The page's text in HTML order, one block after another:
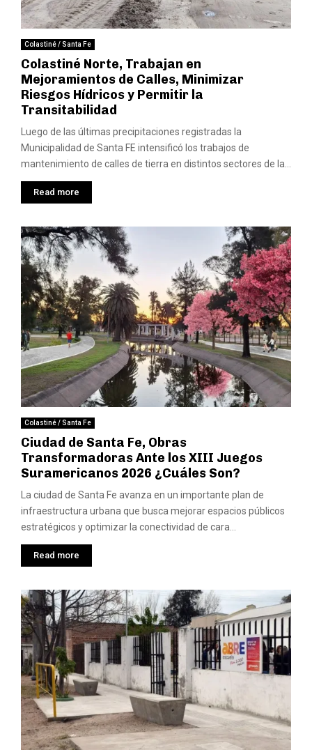
Colastiné / Santa Fe
Colastiné Norte, Trabajan en
Mejoramientos de Calles, Minimizar
Riesgos Hídricos y Permitir la
Transitabilidad
Luego de las últimas precipitaciones registradas la
Municipalidad de Santa FE intensificó los trabajos de
mantenimiento de calles de tierra en distintos sectores de la...
Read more
Colastiné / Santa Fe
Ciudad de Santa Fe, Obras
Transformadoras Ante los XIII Juegos
Suramericanos 2026 ¿Cuáles Son?
La ciudad de Santa Fe avanza en un importante plan de
infraestructura urbana que busca mejorar espacios públicos
estratégicos y optimizar la conectividad de cara...
Read more